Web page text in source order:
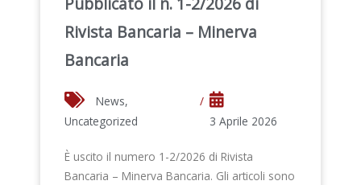
Rivista Bancaria – Minerva
Bancaria
News,
Uncategorized
/
3 Aprile 2026
È uscito il numero 1-2/2026 di Rivista
Bancaria – Minerva Bancaria. Gli articoli sono